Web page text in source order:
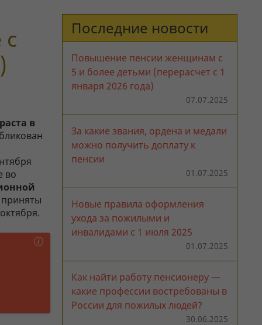
в
во
Последние новости
Повышение пенсии женщинам с
5 и более детьми (перерасчет с 1
января 2026 года)
07.07.2025
За какие звания, ордена и медали
можно получить доплату к
пенсии
01.07.2025
Новые правила оформления
ухода за пожилыми и
инвалидами с 1 июля 2025
01.07.2025
Как найти работу пенсионеру —
какие профессии востребованы в
России для пожилых людей?
30.06.2025